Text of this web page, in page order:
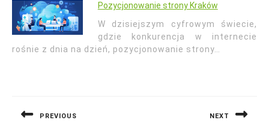
Pozycjonowanie strony Kraków
W dzisiejszym cyfrowym świecie,
gdzie konkurencja w internecie
rośnie z dnia na dzień, pozycjonowanie strony…
PREVIOUS NEXT